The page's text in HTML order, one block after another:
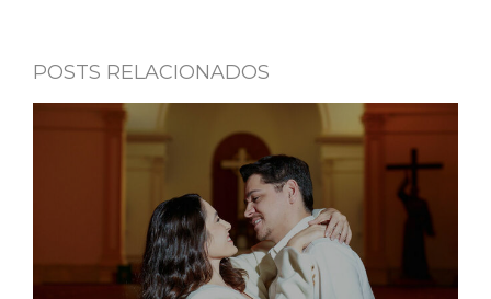
POSTS RELACIONADOS